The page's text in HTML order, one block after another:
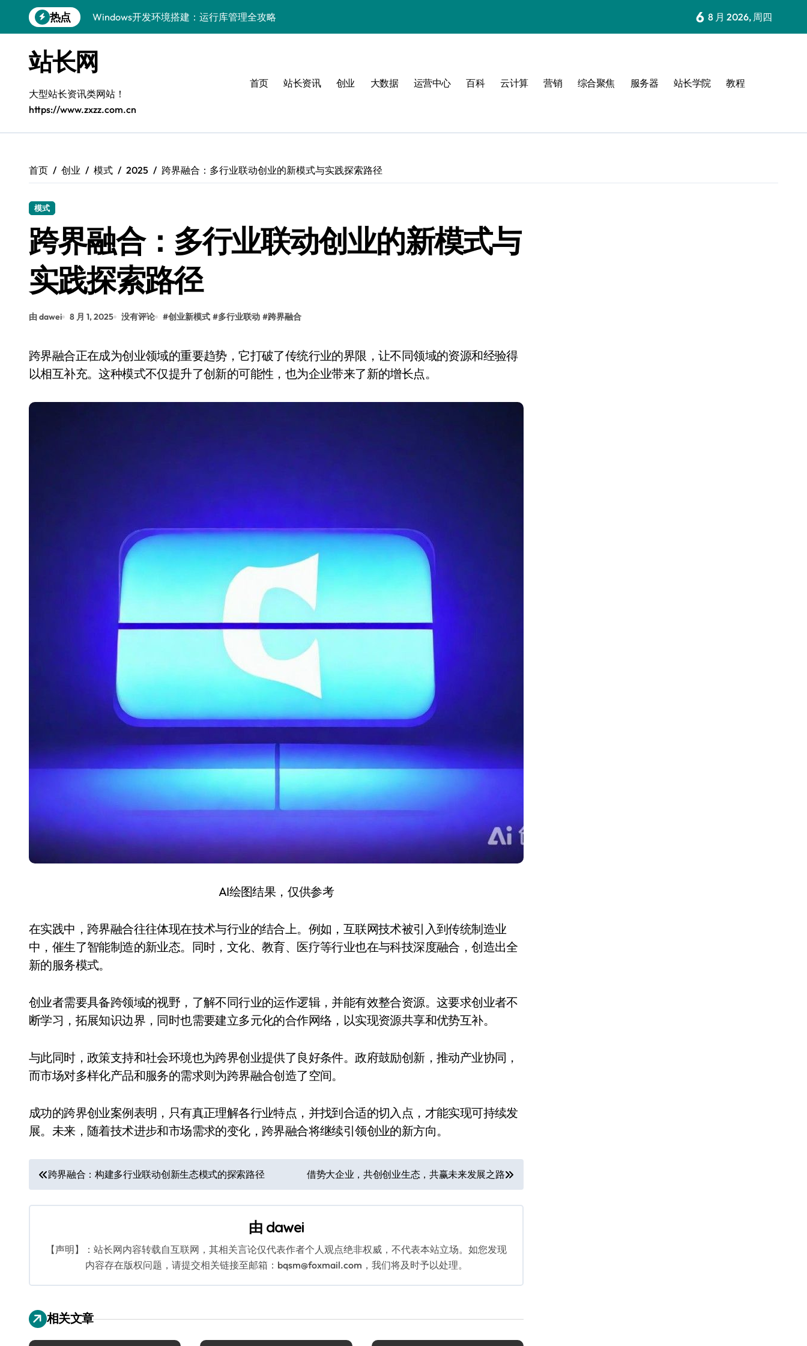
到
热点
Windows开发环境搭建：运行库管理全攻略
鸿蒙云架构下弹性计算优化探索
计算机视觉索引漏洞深度剖析与修复
弹性计算重塑云架构：降本增效实战指南
驭5G之速，铸iOS移动互联新标杆
快速定位漏洞，优化索引效率
弹性架构赋能精准计算，重塑云端体验
6 8 月 2026, 周四
站长网
大型站长资讯类网站！
https://www.zxzz.com.cn
首页 站长资讯 创业 大数据 运营中心 百科 云计算 营销 综合聚焦 服务器 站长学院 教程
首页 创业 模式 2025 跨界融合：多行业联动创业的新模式与实践探索路径
模式
跨界融合：多行业联动创业的新模式与
实践探索路径
由 dawei 8 月 1, 2025 没有评论 #创业新模式 #多行业联动 #跨界融合
跨界融合正在成为创业领域的重要趋势，它打破了传统行业的界限，让不同领域的资源和经验得
以相互补充。这种模式不仅提升了创新的可能性，也为企业带来了新的增长点。
AI绘图结果，仅供参考
在实践中，跨界融合往往体现在技术与行业的结合上。例如，互联网技术被引入到传统制造业
中，催生了智能制造的新业态。同时，文化、教育、医疗等行业也在与科技深度融合，创造出全
新的服务模式。
创业者需要具备跨领域的视野，了解不同行业的运作逻辑，并能有效整合资源。这要求创业者不
断学习，拓展知识边界，同时也需要建立多元化的合作网络，以实现资源共享和优势互补。
与此同时，政策支持和社会环境也为跨界创业提供了良好条件。政府鼓励创新，推动产业协同，
而市场对多样化产品和服务的需求则为跨界融合创造了空间。
成功的跨界创业案例表明，只有真正理解各行业特点，并找到合适的切入点，才能实现可持续发
展。未来，随着技术进步和市场需求的变化，跨界融合将继续引领创业的新方向。
文
章
跨界融合：构建多行业联动创新生态模式的探索路径 借势大企业，共创创业生态，共赢未来发展之路
由 dawei
【声明】：站长网内容转载自互联网，其相关言论仅代表作者个人观点绝非权威，不代表本站立场。如您发现
内容存在版权问题，请提交相关链接至邮箱：bqsm@foxmail.com，我们将及时予以处理。
相关文章